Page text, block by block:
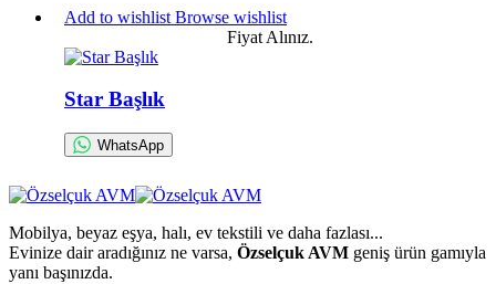
Add to wishlist Browse wishlist
Fiyat Alınız.
Star Başlık
WhatsApp
Mobilya, beyaz eşya, halı, ev tekstili ve daha fazlası...
Evinize dair aradığınız ne varsa, Özselçuk AVM geniş ürün gamıyla
yanı başınızda.